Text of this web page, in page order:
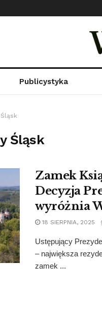
Publicystyka
Śląsk
Zamek
Decyzja
wyróżnia
18 SIERPNIA, 2025
Ustępujący
– największa
zamek ...